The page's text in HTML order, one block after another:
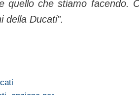
quello che stiamo facendo.
della Ducati”.